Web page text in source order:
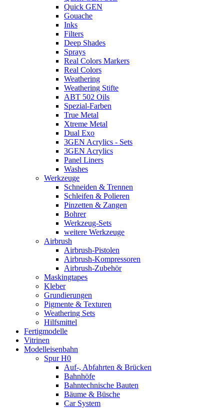
Quick GEN
Gouache
Inks
Filters
Deep Shades
Sprays
Real Colors Markers
Real Colors
Weathering
Weathering Stifte
ABT 502 Oils
Spezial-Farben
True Metal
Xtreme Metal
Dual Exo
3GEN Acrylics - Sets
3GEN Acrylics
Panel Liners
Washes
Werkzeuge
Schneiden & Trennen
Schleifen & Polieren
Pinzetten & Zangen
Bohrer
Werkzeug-Sets
weitere Werkzeuge
Airbrush
Airbrush-Pistolen
Airbrush-Kompressoren
Airbrush-Zubehör
Maskingtapes
Kleber
Grundierungen
Pigmente & Texturen
Weathering Sets
Hilfsmittel
Fertigmodelle
Vitrinen
Modelleisenbahn
Spur H0
Auf-, Abfahrten & Brücken
Bahnhöfe
Bahntechnische Bauten
Bäume & Büsche
Car System